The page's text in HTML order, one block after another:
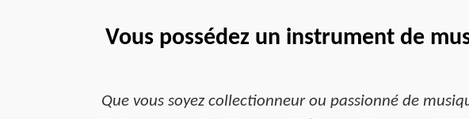
Vous possédez un instrument de
Que vous soyez collectionneur ou passionné de